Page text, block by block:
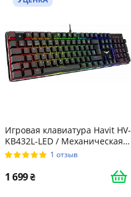
Игровая клавиатура Havit HV-
KB432L-LED / Механическая /
Red Switch / RGB подсветка /
1 отзыв
1 699